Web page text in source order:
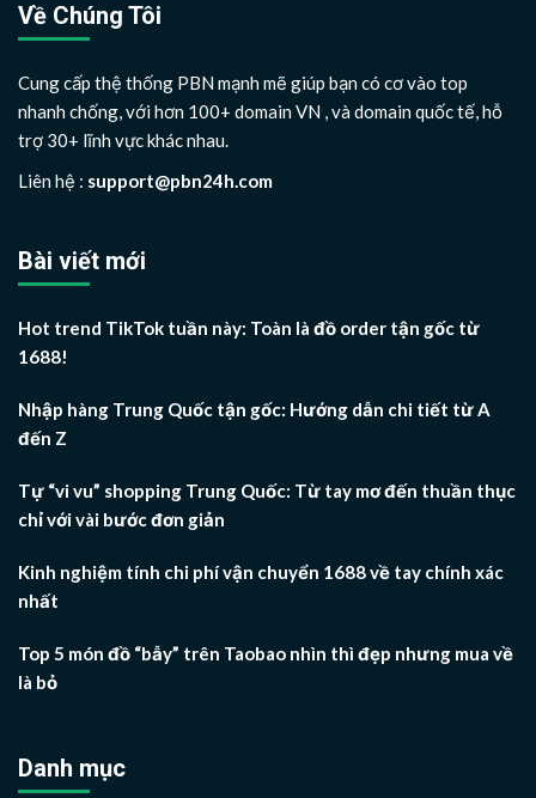
Về Chúng Tôi
Cung cấp thệ thống PBN mạnh mẽ giúp bạn có cơ vào top
nhanh chống, với hơn 100+ domain VN , và domain quốc tế, hỗ
trợ 30+ lĩnh vực khác nhau.
Liên hệ : support@pbn24h.com
Bài viết mới
Hot trend TikTok tuần này: Toàn là đồ order tận gốc từ
1688!
Nhập hàng Trung Quốc tận gốc: Hướng dẫn chi tiết từ A
đến Z
Tự “vi vu” shopping Trung Quốc: Từ tay mơ đến thuần thục
chỉ với vài bước đơn giản
Kinh nghiệm tính chi phí vận chuyển 1688 về tay chính xác
nhất
Top 5 món đồ “bẫy” trên Taobao nhìn thì đẹp nhưng mua về
là bỏ
Danh mục